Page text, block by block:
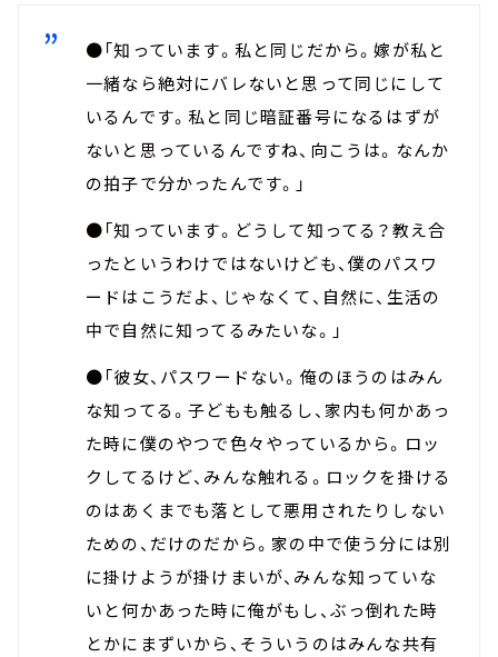
●「知っています。私と同じだから。嫁が私と
一緒なら絶対にバレないと思って同じにして
いるんです。私と同じ暗証番号になるはずが
ないと思っているんですね、向こうは。なんか
の拍子で分かったんです。」
●「知っています。どうして知ってる？教え合
ったというわけではないけども、僕のパスワ
ードはこうだよ、じゃなくて、自然に、生活の
中で自然に知ってるみたいな。」
●「彼女、パスワードない。俺のほうのはみん
な知ってる。子どもも触るし、家内も何かあっ
た時に僕のやつで色々やっているから。ロッ
クしてるけど、みんな触れる。ロックを掛ける
のはあくまでも落として悪用されたりしない
ための、だけのだから。家の中で使う分には別
に掛けようが掛けまいが、みんな知っていな
いと何かあった時に俺がもし、ぶっ倒れた時
とかにまずいから、そういうのはみんな共有